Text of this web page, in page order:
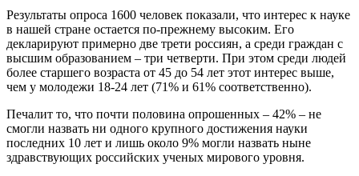
Результаты опроса 1600 человек показали, что интерес к науке
в нашей стране остается по-прежнему высоким. Его
декларируют примерно две трети россиян, а среди граждан с
высшим образованием – три четверти. При этом среди людей
более старшего возраста от 45 до 54 лет этот интерес выше,
чем у молодежи 18-24 лет (71% и 61% соответственно).
Печалит то, что почти половина опрошенных – 42% – не
смогли назвать ни одного крупного достижения науки
последних 10 лет и лишь около 9% могли назвать ныне
здравствующих российских ученых мирового уровня.